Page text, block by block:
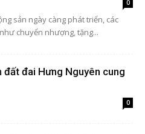
0
sản ngày càng phát triển, các
chuyển nhượng, tặng...
đất đai Hưng Nguyên cung
0